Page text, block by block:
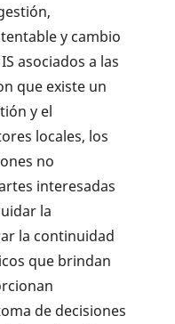
y cambio
asociados a las
que existe un
y el
locales, los
no
interesadas
la
la continuidad
que brindan
de decisiones